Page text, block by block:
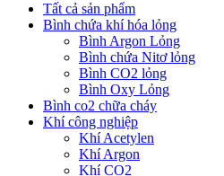
Tất cả sản phẩm
Bình chứa khí hóa lỏng
Bình Argon Lỏng
Bình chứa Nitơ lỏng
Bình CO2 lỏng
Bình Oxy Lỏng
Bình co2 chữa cháy
Khí công nghiệp
Khí Acetylen
Khí Argon
Khí CO2